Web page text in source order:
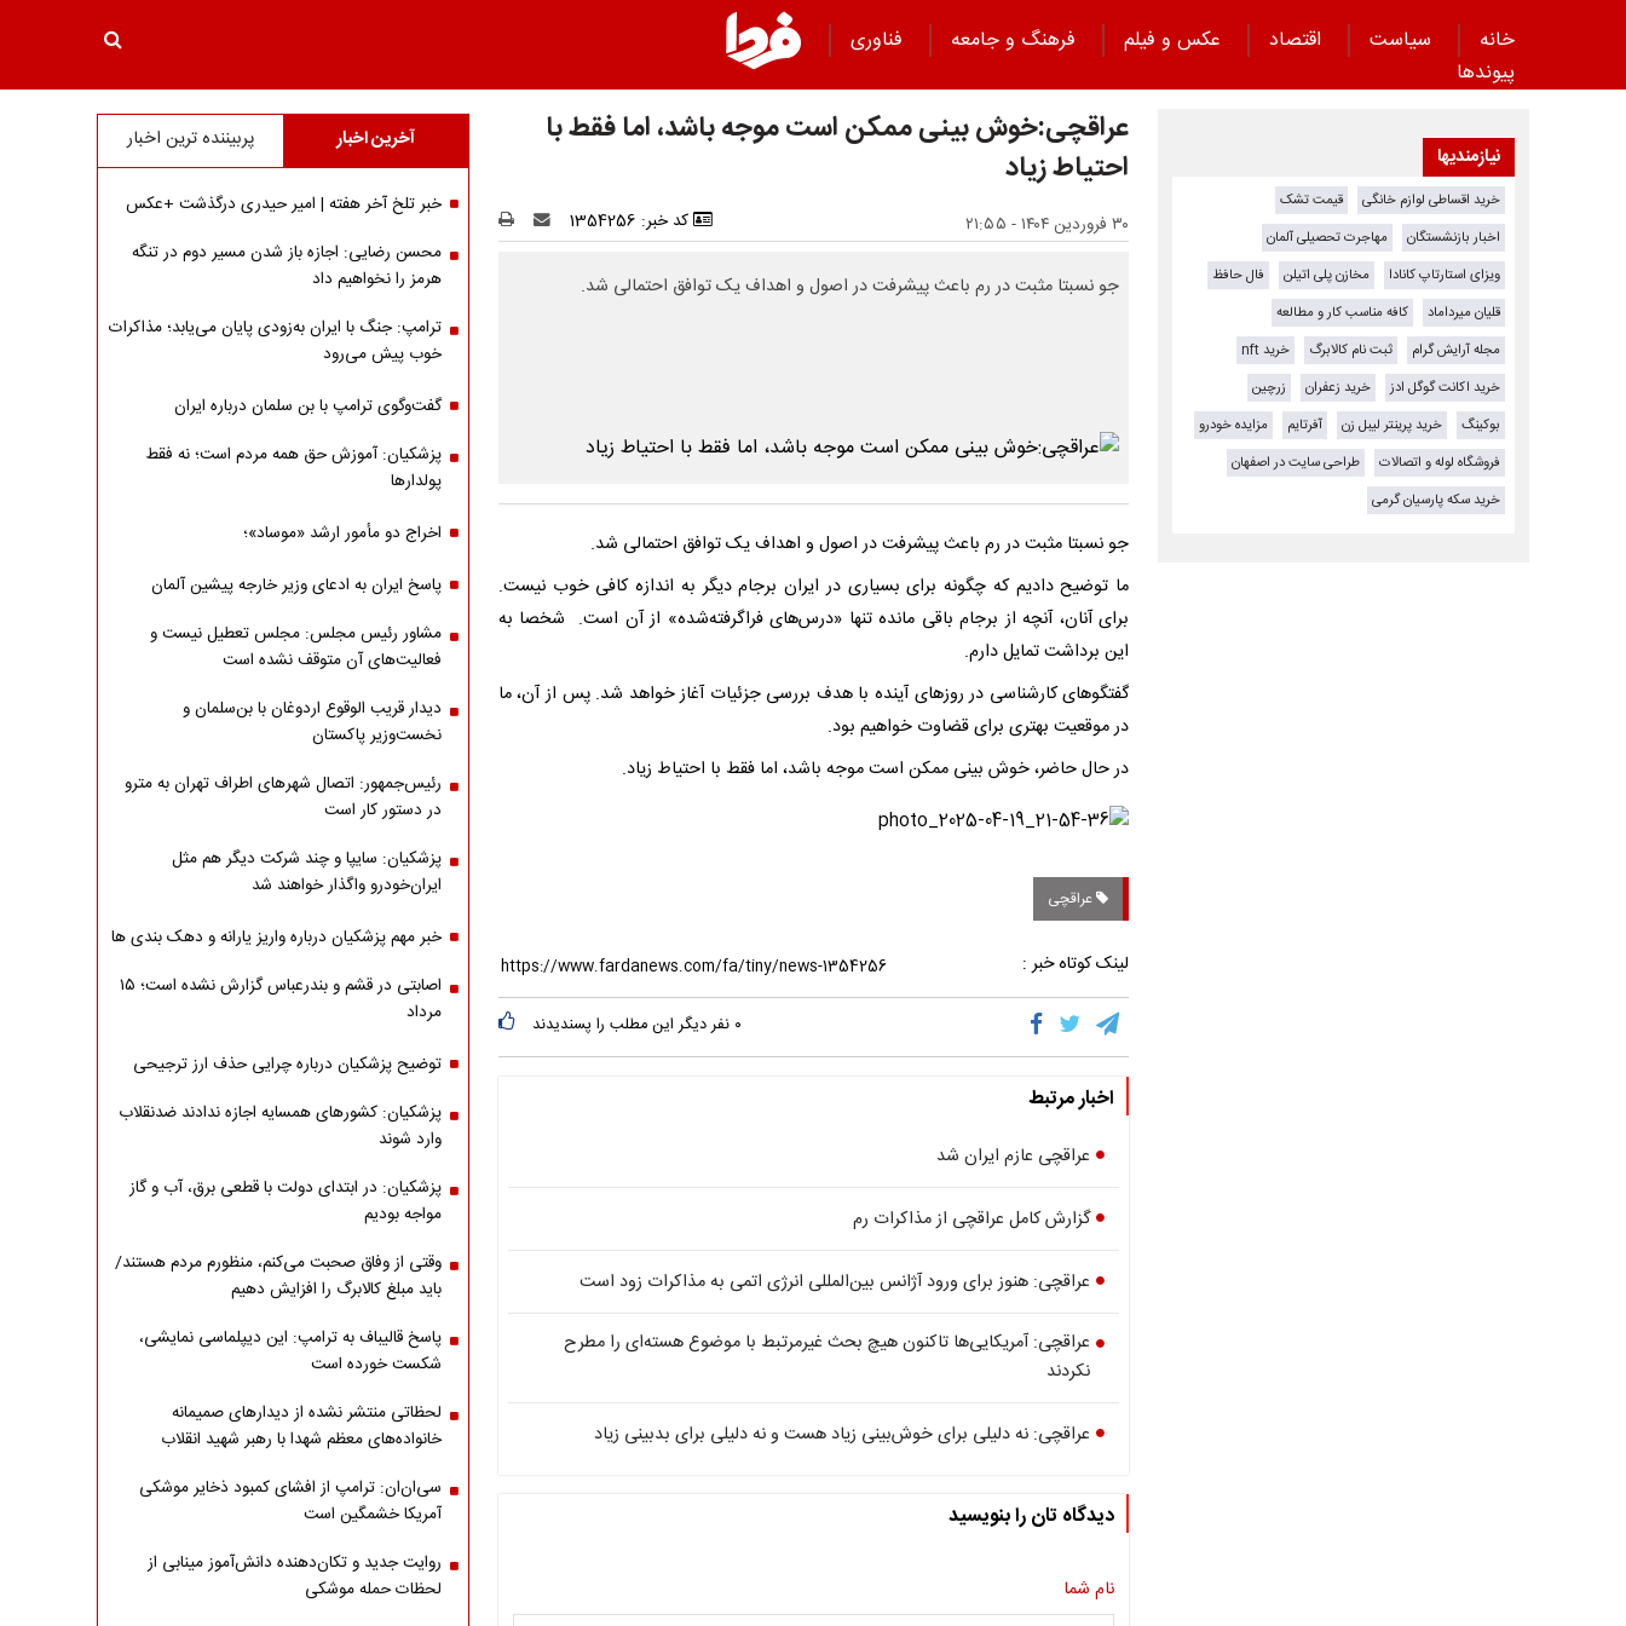
خانه سیاست اقتصاد عکس و فیلم فرهنگ و جامعه
فناوری
پیوند‌ها
عراقچی:خوش بینی ممکن است موجه باشد، اما فقط با
احتیاط زیاد
۳۰ فروردین ۱۴۰۴ - ۲۱:۵۵ کد خبر: 1354256
جو نسبتا مثبت در رم باعث پیشرفت در اصول و اهداف یک توافق احتمالی شد.
جو نسبتا مثبت در رم باعث پیشرفت در اصول و اهداف یک توافق احتمالی شد.
ما توضیح دادیم که چگونه برای بسیاری در ایران برجام دیگر به اندازه کافی خوب نیست.
برای آنان، آنچه از برجام باقی مانده تنها «درس‌های فراگرفته‌شده» از آن است. شخصا به
این برداشت تمایل دارم.
گفتگوهای کارشناسی در روزهای آینده با هدف بررسی جزئیات آغاز خواهد شد. پس از آن، ما
در موقعیت بهتری برای قضاوت خواهیم بود.
در حال حاضر، خوش بینی ممکن است موجه باشد، اما فقط با احتیاط زیاد.
عراقچی
لینک کوتاه خبر :
۰ نفر دیگر این مطلب را پسندیدند
اخبار مرتبط
عراقچی عازم ایران شد
گزارش کامل عراقچی از مذاکرات رم
عراقچی: هنوز برای ورود آژانس بین‌المللی انرژی اتمی به مذاکرات زود است
عراقچی: آمریکایی‌ها تاکنون هیچ بحث غیرمرتبط با موضوع هسته‌ای را مطرح
نکردند
عراقچی: نه دلیلی برای خوش‌بینی زیاد هست و نه دلیلی برای بدبینی زیاد
دیدگاه تان را بنویسید
نام شما
نیازمندیها
خرید اقساطی لوازم خانگی
قیمت تشک
اخبار بازنشستگان
مهاجرت تحصیلی آلمان
ویزای استارتاپ کانادا
مخازن پلی اتیلن
فال حافظ
قلیان میرداماد
کافه مناسب کار و مطالعه
مجله آرایش گرام
ثبت نام کالابرگ
خرید nft
خرید اکانت گوگل ادز
خرید زعفران
زرچین
بوکینگ
خرید پرینتر لیبل زن آفرتایم
مزایده خودرو
فروشگاه لوله و اتصالات
طراحی سایت در اصفهان
خرید سکه پارسیان گرمی
آخرین اخبار پربیننده ترین اخبار
خبر تلخ آخر هفته | امیر حیدری درگذشت +عکس
محسن رضایی: اجازه باز شدن مسیر دوم در تنگه
هرمز را نخواهیم داد
ترامپ: جنگ با ایران به‌زودی پایان می‌یابد؛ مذاکرات
خوب پیش می‌رود
گفت‌وگوی ترامپ با بن سلمان درباره ایران
پزشکیان: آموزش حق همه مردم است؛ نه فقط
پولدارها
اخراج دو مأمور ارشد «موساد»؛
پاسخ ایران به ادعای وزیر خارجه پیشین آلمان
مشاور رئیس مجلس: مجلس تعطیل نیست و
فعالیت‌های آن متوقف نشده است
دیدار قریب الوقوع اردوغان با بن‌سلمان و
نخست‌وزیر پاکستان
رئیس‌جمهور: اتصال شهرهای اطراف تهران به مترو
در دستور کار است
پزشکیان: سایپا و چند شرکت دیگر هم مثل
ایران‌خودرو واگذار خواهند شد
خبر مهم پزشکیان درباره واریز یارانه و دهک بندی ها
اصابتی در قشم و بندرعباس گزارش نشده است؛ ۱۵
مرداد
توضیح پزشکیان درباره چرایی حذف ارز ترجیحی
پزشکیان: کشورهای همسایه اجازه ندادند ضدنقلاب
وارد شوند
پزشکیان: در ابتدای دولت با قطعی برق، آب و گاز
مواجه بودیم
وقتی از وفاق صحبت می‌کنم، منظورم مردم هستند/
باید مبلغ کالابرگ را افزایش دهیم
پاسخ قالیباف به ترامپ: این دیپلماسی نمایشی،
شکست خورده است
لحظاتی منتشر نشده از دیدارهای صمیمانه
خانواده‌های معظم شهدا با رهبر شهید انقلاب
سی‌ان‌ان: ترامپ از افشای کمبود ذخایر موشکی
آمریکا خشمگین است
روایت جدید و تکان‌دهنده دانش‌آموز مینابی از
لحظات حمله موشکی